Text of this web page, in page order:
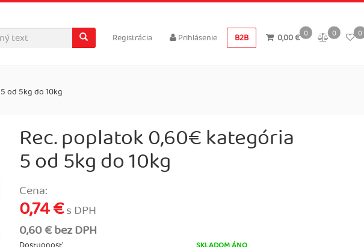
0
0,00 € 0 0
B2B
Registrácia Prihlásenie
od 5kg do 10kg
Rec. poplatok 0,60€ kategória
5 od 5kg do 10kg
Cena:
0,74 €s DPH
0,60 € bez DPH